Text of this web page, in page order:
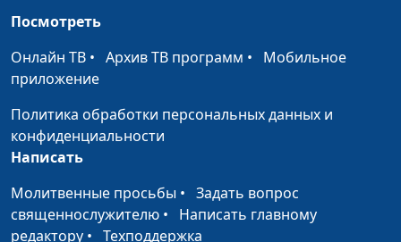
Шалом
Слесаренко
Господи, молю,
помилуй женщину
Года пролетают
Вернись домой Виктория Ахундова
Где найти спасение Виктория Ахундова
Посмотреть
Онлайн ТВ • Архив ТВ программ • Мобильное
приложение
Политика обработки персональных данных и
конфиденциальности
Написать
Молитвенные просьбы • Задать вопрос
священнослужителю • Написать главному
редактору • Техподдержка